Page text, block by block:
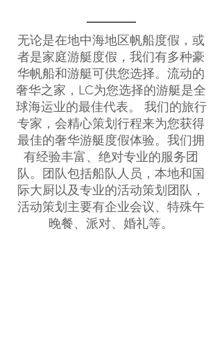
无论是在地中海地区帆船度假，或
者是家庭游艇度假，我们有多种豪
华帆船和游艇可供您选择。 流动的
奢华之家，LC为您选择的游艇是全
球海运业的最佳代表。 我们的旅行
专家，会精心策划行程来为您获得
最佳的奢华游艇度假体验。我们拥
有经验丰富、绝对专业的服务团
队。团队包括船队人员，本地和国
际大厨以及专业的活动策划团队，
活动策划主要有企业会议、特殊午
晚餐、派对、婚礼等。